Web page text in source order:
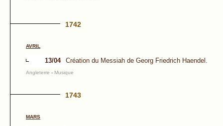
1742
AVRIL
13/04 Création du Messiah de Georg Friedrich Haendel.
Angleterre - Musique
1743
MARS